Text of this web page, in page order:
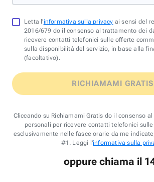
Letta l'informativa sulla privacy ai sensi del
2016/679 do il consenso al trattamento dei
ricevere contatti telefonici sulle offerte
sulla disponibilità del servizio, in base alla
(facoltativo).
RICHIAMAMI GRATIS
Cliccando su Richiamami Gratis do il consenso
personali per ricevere contatti telefonici
esclusivamente nelle fasce orarie da me
#1. Leggi l'informativa sulla
oppure chiama il